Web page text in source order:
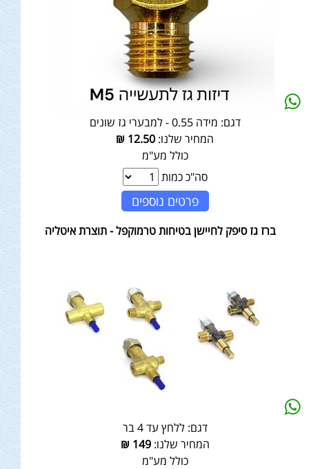
דגם: מידה 0.55 - למבערי גז שונים
המחיר שלנו: 12.50
₪
כולל מע"מ
סה"כ כמות
פרטים נוספים
ברז גז סיפק לחיישן בטיחות טרמוקפל - תוצרת איטליה
דגם: ללחץ עד 4 בר
המחיר שלנו:149
₪
כולל מע"מ